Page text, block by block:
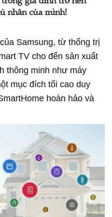
nhân của mình!
Samsung, từ thống trị
TV cho đến sản xuất
thông minh như máy
mục đích tối cao duy
hoàn hảo và